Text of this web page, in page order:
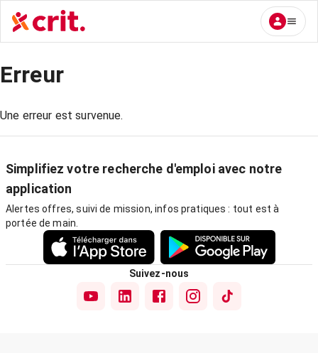
Erreur
Une erreur est survenue.
Simplifiez votre recherche d'emploi avec notre
application
Alertes offres, suivi de mission, infos pratiques : tout est à
portée de main.
Suivez-nous